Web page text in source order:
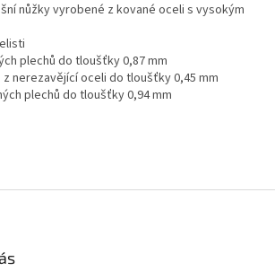
nůžky vyrobené z kované oceli s vysokým
plechů do tloušťky 0,87 mm
z nerezavějící oceli do tloušťky 0,45 mm
plechů do tloušťky 0,94 mm